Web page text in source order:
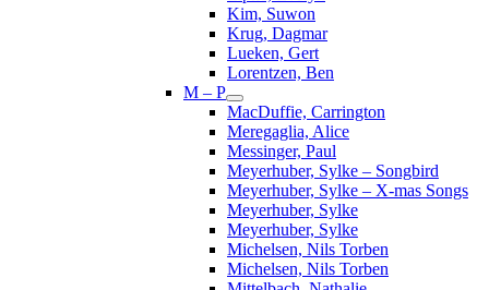
Kim, Suwon
Krug, Dagmar
Lueken, Gert
Lorentzen, Ben
M – P
MacDuffie, Carrington
Meregaglia, Alice
Messinger, Paul
Meyerhuber, Sylke – Songbird
Meyerhuber, Sylke – X-mas Songs
Meyerhuber, Sylke
Meyerhuber, Sylke
Michelsen, Nils Torben
Michelsen, Nils Torben